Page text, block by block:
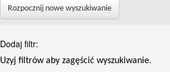
Rozpocznij nowe wyszukiwanie
Dodaj filtr:
Uzyj filtrów aby zagęścić wyszukiwanie.